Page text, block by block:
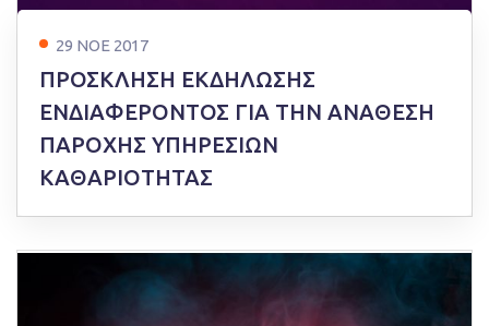
29 ΝΟΕ 2017
ΠΡΟΣΚΛΗΣΗ ΕΚΔΗΛΩΣΗΣ
ΕΝΔΙΑΦΕΡΟΝΤΟΣ ΓΙΑ ΤΗΝ ΑΝΑΘΕΣΗ
ΠΑΡΟΧΗΣ ΥΠΗΡΕΣΙΩΝ
ΚΑΘΑΡΙΟΤΗΤΑΣ